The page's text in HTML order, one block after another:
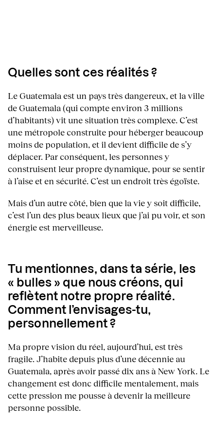
Quelles sont ces réalités ?
Le Guatemala est un pays très dangereux, et la ville
de Guatemala (qui compte environ 3 millions
d’habitants) vit une situation très complexe. C’est
une métropole construite pour héberger beaucoup
moins de population, et il devient difficile de s’y
déplacer. Par conséquent, les personnes y
construisent leur propre dynamique, pour se sentir
à l’aise et en sécurité. C’est un endroit très égoïste.
Mais d’un autre côté, bien que la vie y soit difficile,
c’est l’un des plus beaux lieux que j’ai pu voir, et son
énergie est merveilleuse.
Tu mentionnes, dans ta série, les
« bulles » que nous créons, qui
reflètent notre propre réalité.
Comment l’envisages-tu,
personnellement ?
Ma propre vision du réel, aujourd’hui, est très
fragile. J’habite depuis plus d’une décennie au
Guatemala, après avoir passé dix ans à New York. Le
changement est donc difficile mentalement, mais
cette pression me pousse à devenir la meilleure
personne possible.